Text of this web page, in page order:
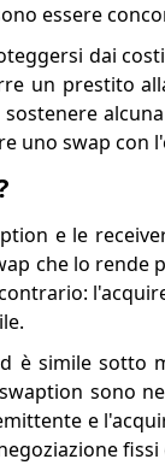
essere
dai
un prestito
uno swap con
e le
che lo rende
è simile sotto
sono
e
fissi